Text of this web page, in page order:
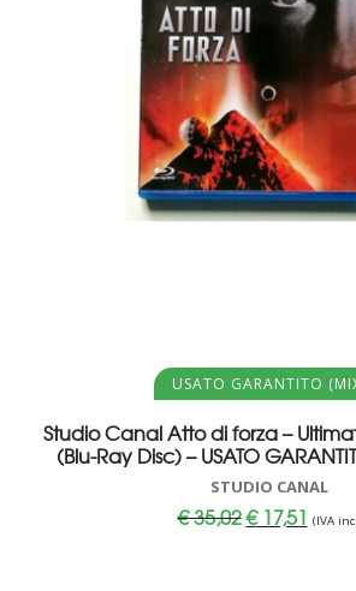
Aggiungi al carrello
USATO GARANTITO
Studio Canal Atto di forza –
(Blu-Ray Disc) – USATO
STUDIO CANAL
€35,02Il
prezzo
€17,51 Il
prezzo
(IVA